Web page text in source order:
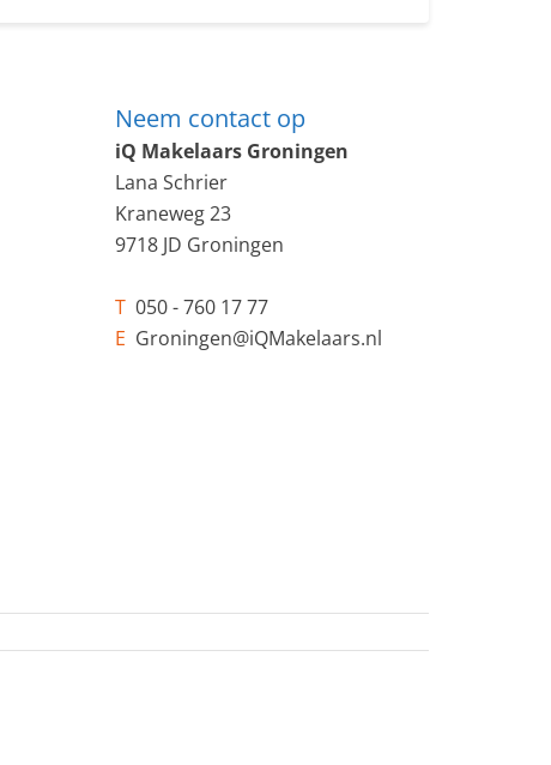
Neem contact op
iQ Makelaars Groningen
Lana Schrier
Kraneweg 23
9718 JD Groningen
T050 - 760 17 77
E Groningen@iQMakelaars.nl